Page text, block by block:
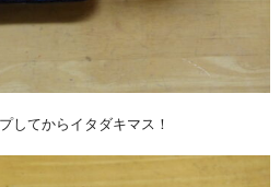
してからイタダキマス！